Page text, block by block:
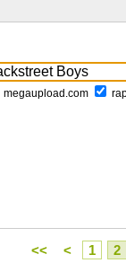
megaupload.com
<< < 1 2